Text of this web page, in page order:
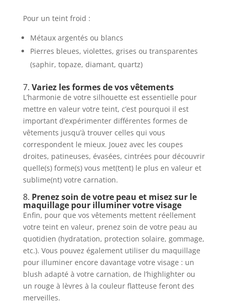
Pour un teint froid :
Métaux argentés ou blancs
Pierres bleues, violettes, grises ou transparentes
(saphir, topaze, diamant, quartz)
7. Variez les formes de vos vêtements
L’harmonie de votre silhouette est essentielle pour
mettre en valeur votre teint, c’est pourquoi il est
important d’expérimenter différentes formes de
vêtements jusqu’à trouver celles qui vous
correspondent le mieux. Jouez avec les coupes
droites, patineuses, évasées, cintrées pour découvrir
quelle(s) forme(s) vous met(tent) le plus en valeur et
sublime(nt) votre carnation.
8. Prenez soin de votre peau et misez sur le
maquillage pour illuminer votre visage
Enfin, pour que vos vêtements mettent réellement
votre teint en valeur, prenez soin de votre peau au
quotidien (hydratation, protection solaire, gommage,
etc.). Vous pouvez également utiliser du maquillage
pour illuminer encore davantage votre visage : un
blush adapté à votre carnation, de l’highlighter ou
un rouge à lèvres à la couleur flatteuse feront des
merveilles.